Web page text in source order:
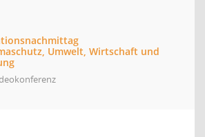
Umwelt, Wirtschaft und